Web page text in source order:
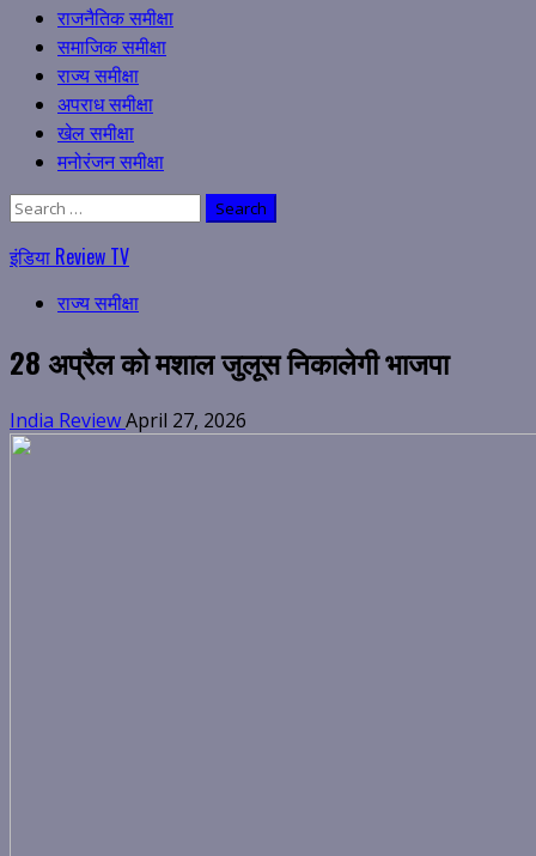
Primary
Menu
राजनैतिक समीक्षा
समाजिक समीक्षा
राज्य समीक्षा
अपराध समीक्षा
खेल समीक्षा
मनोरंजन समीक्षा
Search
इंडिया Review TV
राज्य समीक्षा
28 अप्रैल को मशाल जुलूस निकालेगी भाजपा
India ReviewApril 27, 2026